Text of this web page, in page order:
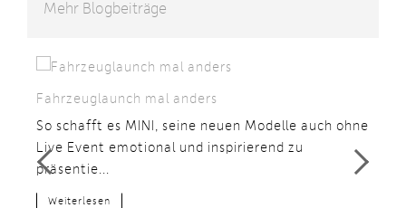
Mehr Blogbeiträge
Fahrzeuglaunch mal anders
So schafft es MINI, seine neuen Modelle auch ohne
Live Event emotional und inspirierend zu
präsentie...
Weiterlesen